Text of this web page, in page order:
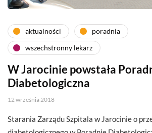
aktualności
poradnia
wszechstronny lekarz
W Jarocinie powstała
Diabetologiczna
12 września 2018
Starania Zarządu Szpitala w Jarocinie o